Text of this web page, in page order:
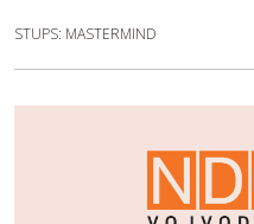
STUPS: MASTERMIND